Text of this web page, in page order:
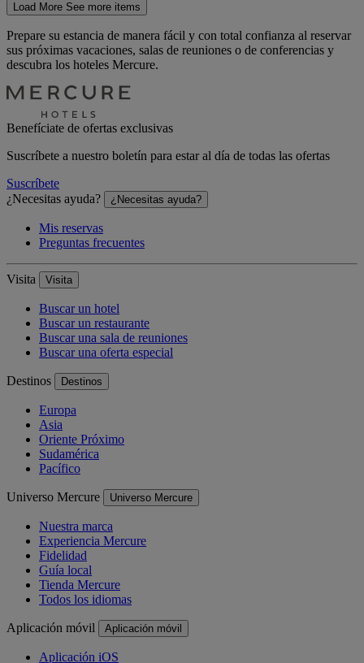
Load More See more items
Prepare su estancia de manera fácil y con total confianza al reservar
sus próximas vacaciones, salas de reuniones o de conferencias y
descubra los hoteles Mercure.
Benefíciate de ofertas exclusivas
Suscríbete a nuestro boletín para estar al día de todas las ofertas
Suscríbete
¿Necesitas ayuda?
¿Necesitas ayuda?
Mis reservas
Preguntas frecuentes
Visita Visita
Buscar un hotel
Buscar un restaurante
Buscar una sala de reuniones
Buscar una oferta especial
Destinos Destinos
Europa
Asia
Oriente Próximo
Sudamérica
Pacífico
Universo Mercure Universo Mercure
Nuestra marca
Experiencia Mercure
Fidelidad
Guía local
Tienda Mercure
Todos los idiomas
Aplicación móvil Aplicación móvil
Aplicación iOS